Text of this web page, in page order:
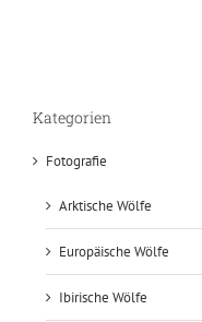
Kategorien
Fotografie
Arktische Wölfe
Europäische Wölfe
Ibirische Wölfe